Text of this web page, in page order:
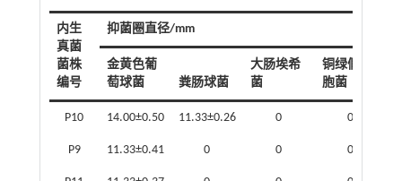
内生
真菌
菌株
编号
抑菌圈直径/mm
金黄色葡
萄球菌
粪肠球菌
大肠埃希
菌
铜绿假单
胞菌
P10 14.00±0.50 11.33±0.26 0 0
P9 11.33±0.41 0 0 0